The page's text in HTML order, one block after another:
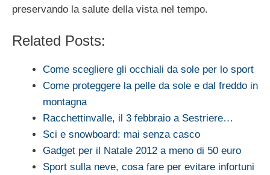
preservando la salute della vista nel tempo.
Related Posts:
Come scegliere gli occhiali da sole per lo sport
Come proteggere la pelle da sole e dal freddo in
montagna
Racchettinvalle, il 3 febbraio a Sestriere…
Sci e snowboard: mai senza casco
Gadget per il Natale 2012 a meno di 50 euro
Sport sulla neve, cosa fare per evitare infortuni